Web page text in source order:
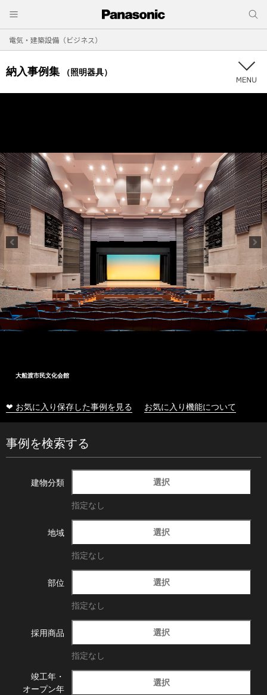
電気・建築設備（ビジネス）
納入事例集 （照明器具）
大船渡市民文化会館
❤ お気に入り保存した事例を見る お気に入り機能について
事例を検索する
建物分類 選択
指定なし
地域 選択
指定なし
部位 選択
指定なし
採用商品 選択
指定なし
竣工年・
オープン年
選択